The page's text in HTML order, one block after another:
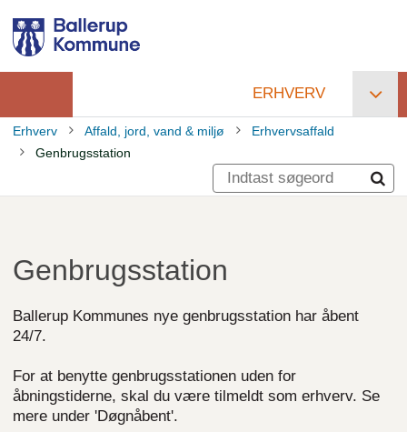
hovedindhold
Primær
navigation
ERHVERV
Brødkrumme
Erhverv Affald, jord, vand & miljø
Erhvervsaffald
Genbrugsstation
Genbrugsstation
Ballerup Kommunes nye genbrugsstation har åbent
24/7.
For at benytte genbrugsstationen uden for
åbningstiderne, skal du være tilmeldt som erhverv. Se
mere under 'Døgnåbent'.